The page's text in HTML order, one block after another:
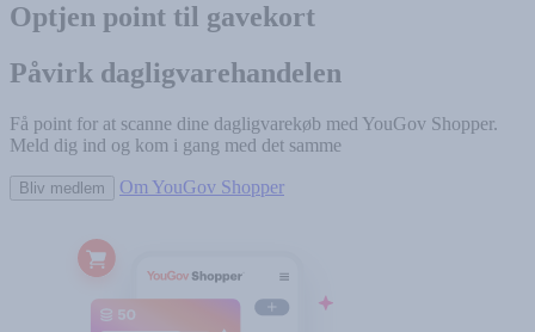
Optjen point til gavekort
Påvirk dagligvarehandelen
Få point for at scanne dine dagligvarekøb med YouGov Shopper.
Meld dig ind og kom i gang med det samme
Bliv medlem Om YouGov Shopper